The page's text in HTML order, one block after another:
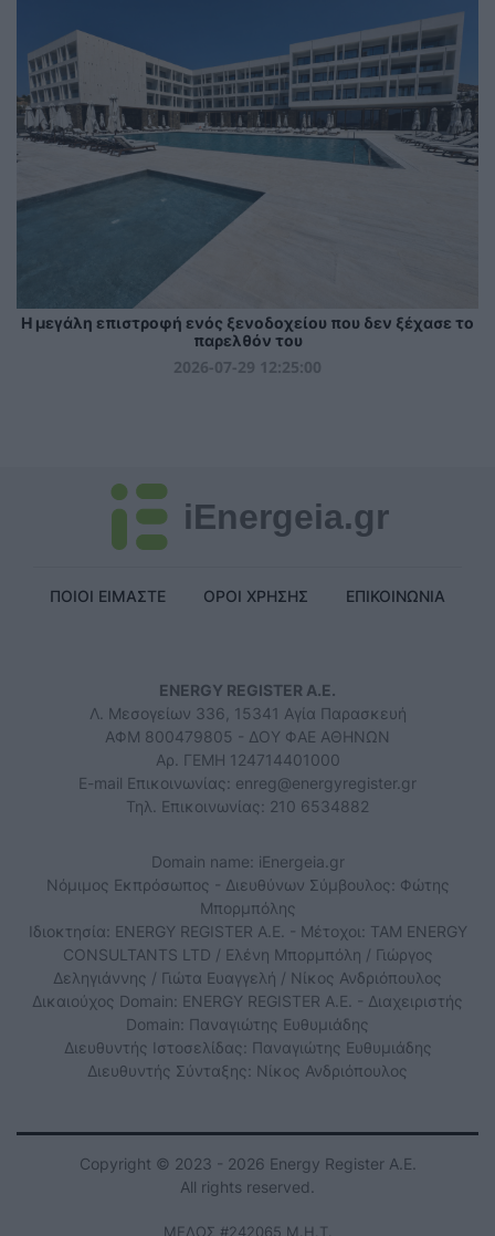
Η μεγάλη επιστροφή ενός ξενοδοχείου που δεν ξέχασε το
παρελθόν του
2026-07-29 12:25:00
iEnergeia.gr
ΠΟΙΟΙ ΕΙΜΑΣΤΕ ΟΡΟΙ ΧΡΗΣΗΣ ΕΠΙΚΟΙΝΩΝΙΑ
ENERGY REGISTER Α.Ε.
Λ. Μεσογείων 336, 15341 Αγία Παρασκευή
ΑΦΜ 800479805 - ΔΟΥ ΦΑΕ ΑΘΗΝΩΝ
Αρ. ΓΕΜΗ 124714401000
E-mail Επικοινωνίας: enreg@energyregister.gr
Τηλ. Επικοινωνίας: 210 6534882
Domain name: iEnergeia.gr
Νόμιμος Εκπρόσωπος - Διευθύνων Σύμβουλος: Φώτης
Μπορμπόλης
Ιδιοκτησία: ENERGY REGISTER Α.Ε. - Μέτοχοι: TAM ENERGY
CONSULTANTS LTD / Ελένη Μπορμπόλη / Γιώργος
Δεληγιάννης / Γιώτα Ευαγγελή / Νίκος Ανδριόπουλος
Δικαιούχος Domain: ENERGY REGISTER Α.Ε. - Διαχειριστής
Domain: Παναγιώτης Ευθυμιάδης
Διευθυντής Ιστοσελίδας: Παναγιώτης Ευθυμιάδης
Διευθυντής Σύνταξης: Νίκος Ανδριόπουλος
Copyright © 2023 - 2026 Energy Register Α.Ε.
All rights reserved.
ΜΕΛΟΣ #242065 Μ.Η.Τ.